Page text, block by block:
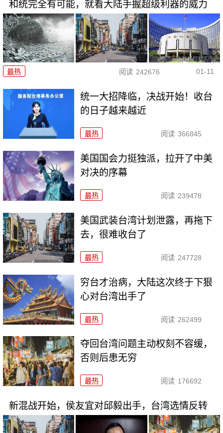
和统完全有可能，就看大陆手握超级利器的威力
最热 阅读 242676 01-11
统一大招降临，决战开始！收台
的日子越来越近
最热 阅读 366845
美国国会力挺独派，拉开了中美
对决的序幕
最热 阅读 239478
美国武装台湾计划泄露，再拖下
去，很难收台了
最热 阅读 247728
穷台才治病，大陆这次终于下狠
心对台湾出手了
最热 阅读 262499
夺回台湾问题主动权刻不容缓，
否则后患无穷
最热 阅读 176692
新混战开始，侯友宜对邱毅出手，台湾选情反转